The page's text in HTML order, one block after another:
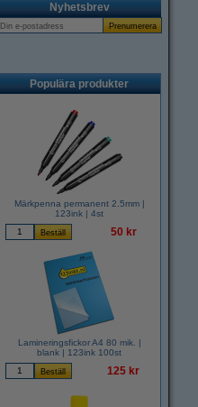
Nyhetsbrev
Populära produkter
Märkpenna permanent 2.5mm |
123ink | 4st
50 kr
Lamineringsfickor A4 80 mik. |
blank | 123ink 100st
125 kr